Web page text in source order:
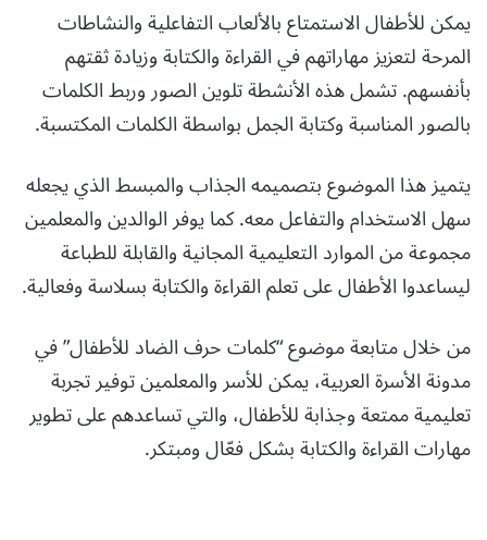
يمكن للأطفال الاستمتاع بالألعاب التفاعلية والنشاطات
المرحة لتعزيز مهاراتهم في القراءة والكتابة وزيادة ثقتهم
بأنفسهم. تشمل هذه الأنشطة تلوين الصور وربط الكلمات
بالصور المناسبة وكتابة الجمل بواسطة الكلمات المكتسبة.
يتميز هذا الموضوع بتصميمه الجذاب والمبسط الذي يجعله
سهل الاستخدام والتفاعل معه. كما يوفر الوالدين والمعلمين
مجموعة من الموارد التعليمية المجانية والقابلة للطباعة
ليساعدوا الأطفال على تعلم القراءة والكتابة بسلاسة وفعالية.
من خلال متابعة موضوع “كلمات حرف الضاد للأطفال” في
مدونة الأسرة العربية، يمكن للأسر والمعلمين توفير تجربة
تعليمية ممتعة وجذابة للأطفال، والتي تساعدهم على تطوير
مهارات القراءة والكتابة بشكل فعّال ومبتكر.